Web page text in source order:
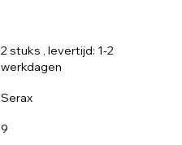
2 stuks , levertijd: 1-2
werkdagen
Serax
9